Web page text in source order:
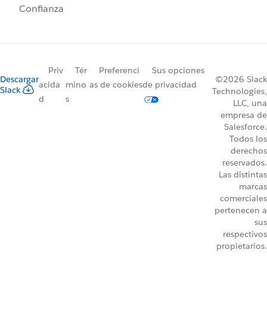
Confianza
Descargar
Slack
Priv
acida
d
Tér
mino
s
Preferenci
as de cookies
Sus opciones
de privacidad
©2026 Slack
Technologies,
LLC, una
empresa de
Salesforce.
Todos los
derechos
reservados.
Las distintas
marcas
comerciales
pertenecen a
sus
respectivos
propietarios.